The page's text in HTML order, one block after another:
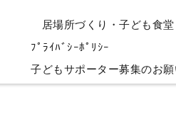
居場所づくり・子ども食堂
ﾌﾟﾗｲﾊﾞｼｰﾎﾟﾘｼｰ
子どもサポーター募集のお